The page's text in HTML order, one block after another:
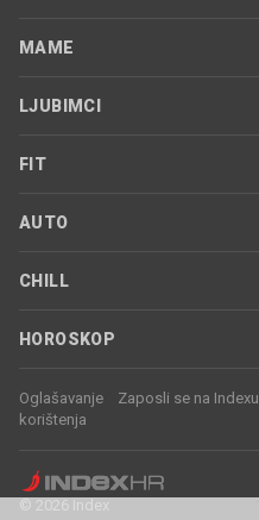
MAME
LJUBIMCI
FIT
AUTO
CHILL
HOROSKOP
Oglašavanje Zaposli se na Indexu
korištenja
© 2026 Index